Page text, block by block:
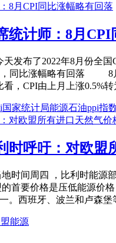
统计师：8月
布了2022年8月份全国
比涨幅略有回落 8月份
由上月上涨0.5%转
国家统计局能源石油ppi指
时呼吁：对欧盟
时间周四 ，比利时能源
首要价格是压低能源价
。西班牙、波兰和卢森
能源